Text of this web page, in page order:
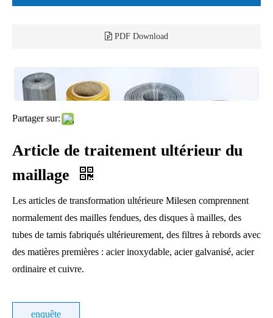
PDF Download
Partager sur:
Article de traitement ultérieur du
maillage
Les articles de transformation ultérieure Milesen comprennent
normalement des mailles fendues, des disques à mailles, des
tubes de tamis fabriqués ultérieurement, des filtres à rebords avec
des matières premières : acier inoxydable, acier galvanisé, acier
ordinaire et cuivre.
enquête